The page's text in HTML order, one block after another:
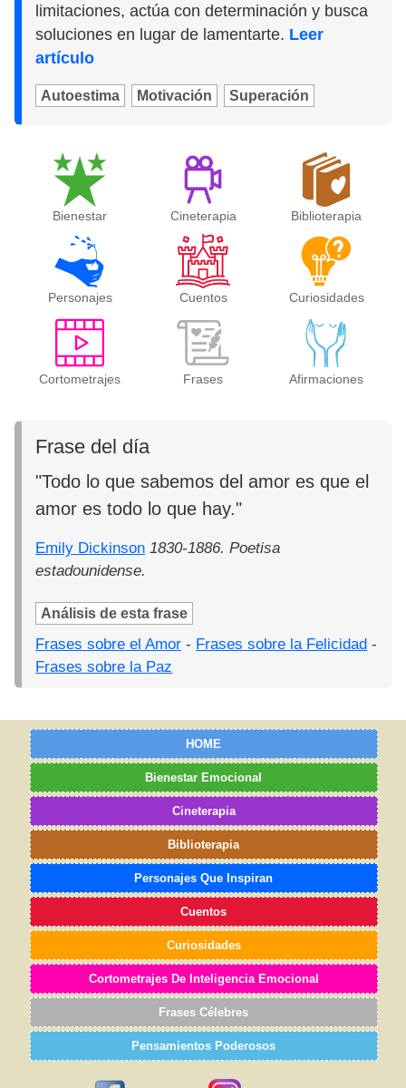
limitaciones, actúa con determinación y busca
soluciones en lugar de lamentarte. Leer
artículo
Autoestima Motivación Superación
Bienestar Cineterapia Biblioterapia
Personajes Cuentos Curiosidades
Cortometrajes Frases Afirmaciones
Frase del día
"Todo lo que sabemos del amor es que el
amor es todo lo que hay."
Emily Dickinson 1830-1886. Poetisa
estadounidense.
Análisis de esta frase
Frases sobre el Amor - Frases sobre la Felicidad -
Frases sobre la Paz
HOME
Bienestar Emocional
Cineterapia
Biblioterapia
Personajes Que Inspiran
Cuentos
Curiosidades
Cortometrajes De Inteligencia Emocional
Frases Célebres
Pensamientos Poderosos